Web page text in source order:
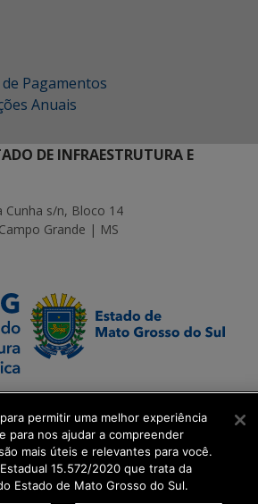
Pagamentos
Anuais
DE INFRAESTRUTURA E
Cunha s/n, Bloco 14
Grande | MS
permitir uma melhor experiência
para nos ajudar a compreender
mais úteis e relevantes para você.
15.572/2020 que trata da
Estado de Mato Grosso do Sul.